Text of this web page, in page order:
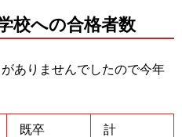
校への合格者数
ありませんでしたので今年
既卒 計